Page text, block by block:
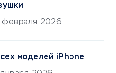
февраля 2026
моделей iPhone